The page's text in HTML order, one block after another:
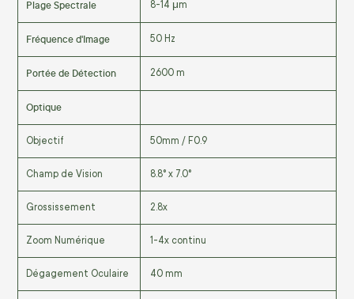
Plage Spectrale 8-14 μm
Fréquence d'Image 50 Hz
Portée de Détection 2600 m
Optique
Objectif 50mm / F0.9
Champ de Vision 8.8° x 7.0°
Grossissement 2.8x
Zoom Numérique 1-4x continu
Dégagement Oculaire 40 mm